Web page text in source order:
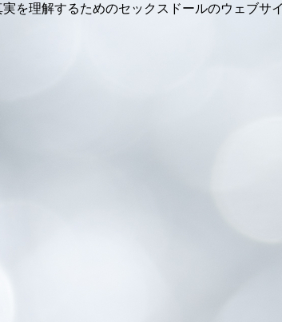
を理解するためのセックスドールのウェブサ